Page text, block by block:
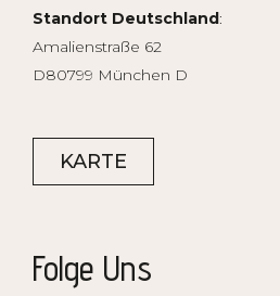
Standort Deutschland:
Amalienstraße 62
D80799 München D
KARTE
Folge Uns